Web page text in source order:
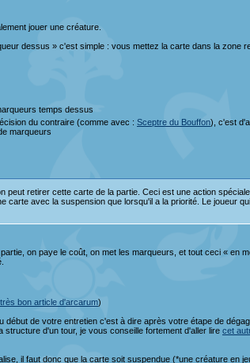
jouer une créature.
dessus » c'est simple : vous mettez la carte dans la zone
temps dessus
du contraire (comme avec : Sceptre du Bouffon), c'est
marqueurs
peut retirer cette carte de la partie. Ceci est une action
carte avec la suspension que lorsqu'il a la priorité. Le joueur
on paye le coût, on met les marqueurs, et tout ceci « en
bon article d'arcarum)
début de votre entretien c'est à dire après votre étape de
d'un tour, je vous conseille fortement d'aller lire cet
il faut donc que la carte soit suspendue (*une créature en